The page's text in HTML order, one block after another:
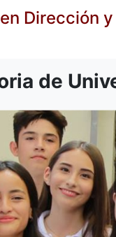
Dirección
de